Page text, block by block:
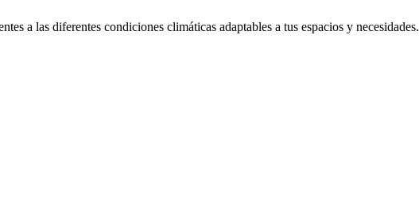
a las diferentes condiciones climáticas adaptables a tus espacios y necesidades.